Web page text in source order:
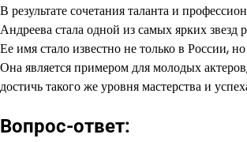
В результате сочетания таланта и
Андреева стала одной из самых ярких звезд
Ее имя стало известно не только в России,
Она является примером для молодых
достичь такого же уровня мастерства и
Вопрос-ответ: